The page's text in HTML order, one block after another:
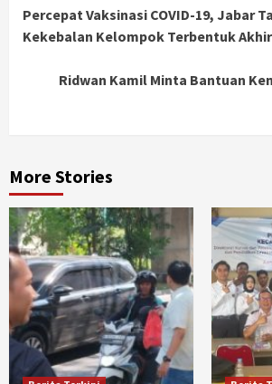
Reading
Percepat Vaksinasi COVID-19, Jabar
Kekebalan Kelompok Terbentuk Akhir
Ridwan Kamil Minta Bantuan
More Stories